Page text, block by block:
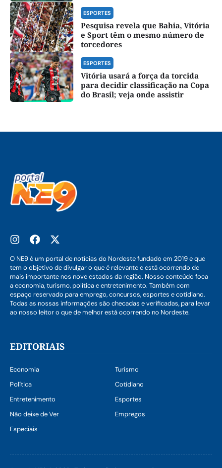
ESPORTES
Pesquisa revela que Bahia, Vitória
e Sport têm o mesmo número de
torcedores
ESPORTES
Vitória usará a força da torcida
para decidir classificação na Copa
do Brasil; veja onde assistir
O NE9 é um portal de notícias do Nordeste fundado em 2019 e que
tem o objetivo de divulgar o que é relevante e está ocorrendo de
mais importante nos nove estados da região. Nosso conteúdo foca
a economia, turismo, política e entretenimento. Também com
espaço reservado para emprego, concursos, esportes e cotidiano.
Todas as nossas informações são checadas e verificadas, para levar
ao nosso leitor o que de melhor está ocorrendo no Nordeste.
EDITORIAIS
Economia
Turismo
Política
Cotidiano
Entretenimento
Esportes
Não deixe de Ver
Empregos
Especiais